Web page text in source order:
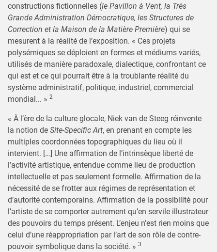
constructions fictionnelles (le Pavillon à Vent, la Très
Grande Administration Démocratique, les Structures de
Correction et la Maison de la Matière Première) qui se
mesurent à la réalité de l’exposition. « Ces projets
polysémiques se déploient en formes et médiums variés,
utilisés de manière paradoxale, dialectique, confrontant ce
qui est et ce qui pourrait être à la troublante réalité du
système administratif, politique, industriel, commercial
mondial... » 2
« À l’ère de la culture glocale, Niek van de Steeg réinvente
la notion de Site-Specific Art, en prenant en compte les
multiples coordonnées topographiques du lieu où il
intervient. […] Une affirmation de l’intrinsèque liberté de
l’activité artistique, entendue comme lieu de production
intellectuelle et pas seulement formelle. Affirmation de la
nécessité de se frotter aux régimes de représentation et
d’autorité contemporains. Affirmation de la possibilité pour
l’artiste de se comporter autrement qu’en servile illustrateur
des pouvoirs du temps présent. L’enjeu n’est rien moins que
celui d’une réappropriation par l’art de son rôle de contre-
pouvoir symbolique dans la société. » 3